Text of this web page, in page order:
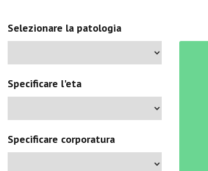
Selezionare la patologia
Specificare l'eta
Specificare corporatura